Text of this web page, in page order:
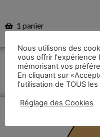
1 panier
Nous utilisons des
vous offrir l'expérience
mémorisant vos
En cliquant sur
l'utilisation de TOUS
Réglage des Cookies